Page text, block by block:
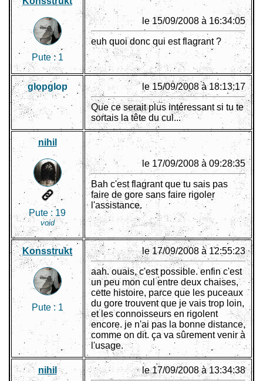
Pute : 1
le 15/09/2008 à 16:34:05
euh quoi donc qui est flagrant ?
glopglop le 15/09/2008 à 18:13:17
Que ce serait plus intéressant si tu te
sortais la tête du cul...
nihil
Pute : 19
void
le 17/09/2008 à 09:28:35
Bah c'est flagrant que tu sais pas
faire de gore sans faire rigoler
l'assistance.
Konsstrukt
Pute :1
le 17/09/2008 à 12:55:23
aah. ouais, c'est possible. enfin c'est
un peu mon cul entre deux chaises,
cette histoire, parce que les puceaux
du gore trouvent que je vais trop loin,
et les connoisseurs en rigolent
encore. je n'ai pas la bonne distance,
comme on dit. ça va sûrement venir à
l'usage.
nihil le 17/09/2008 à 13:34:38